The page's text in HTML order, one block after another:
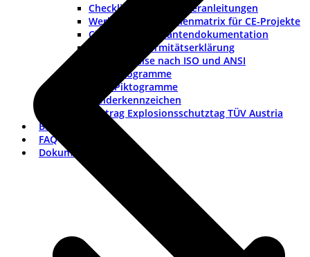
Checklisten und Musteranleitungen
Werkzeuge und Rollenmatrix für CE-Projekte
Checkliste Lieferantendokumentation
Muster-Konformitätserklärung
Warnhinweise nach ISO und ANSI
ISO-Piktogramme
ANSI-Piktogramme
Länderkennzeichen
Vortrag Explosionsschutztag TÜV Austria
Branchen
FAQ
Dokumentation